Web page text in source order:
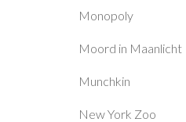
Monopoly
Moord in Maanlicht
Munchkin
New York Zoo